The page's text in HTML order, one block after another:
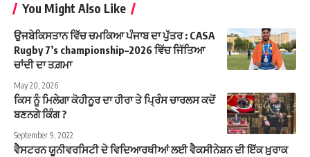
You Might Also Like
ਉਜਬੇਕਿਸਤਾਨ ਵਿੱਚ ਚਮਕਿਆ ਪੰਜਾਬ ਦਾ ਪੁੱਤਰ : CASA
Rugby 7’s championship–2026 ਵਿੱਚ ਜਿੱਤਿਆ
ਚਾਂਦੀ ਦਾ ਤਗ਼ਮਾ
May 20, 2026
ਕਿਸ ਨੂੰ ਮਿਲੇਗਾ ਕੋਹੀਨੂਰ ਦਾ ਹੀਰਾ ਤੇ ਪ੍ਰਿੰਸ ਚਾਰਲਸ ਕਦੋਂ
ਬਣਨਗੇ ਕਿੰਗ ?
September 9, 2022
ਵੈਸਟਰਨ ਯੂਨੀਵਰਸਿਟੀ ਦੇ ਵਿਦਿਆਰਥੀਆਂ ਲਈ ਵੈਕਸੀਨੇਸ਼ਨ ਦੀ ਇੱਕ ਖ਼ੁਰਾਕ